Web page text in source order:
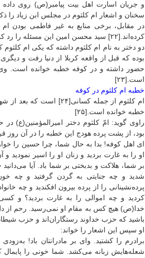
سخنان و اشعار ام کلثوم در مجلس ابن زیاد را
در مقابل، برخی منابع به غیر فاطمی بودن
کرده‌اند.[۲۲] سید محسن امین این مسئله
دو دختر به نام ام کلثوم داشته که یکی ام
بوده که قبل از واقعه کربلا از دنیا رفت و
حضور داشته و در کوفه خطبه خوانده است.
است.[۲۳]
خطبه ام کلثوم در کوفه
ام کلثوم از جمله کسانی[۲۴]
خطبه خوانده است.[۲۵]
راوی گوید: امّ کلثوم دختر امیرالمؤمنین(ع)
بود، از پشت پرده هودج این خطبه را در آن روز
ای اهل کوفه! بدا به حال شما، چرا حسین را
او را به غارت بردید و زنان او را اسیر نمودید و
بر شما، هلاکت و بدبختی بر شما باد. آیا
شدید و چه جنایتی به گردن گرفتید و چه
پرده‌نشینانی را از پرده بیرون افکندید و چه
کردید و چه اموالی را به غارت بردید؟ و
خدا(ص) هیچ کس به مقام او نمی‌رسید. رحم از
باشید که حزب خداوند رستگاران‌اند و حزب شیطان
او سپس این اشعار را خواند:
برادرم را کشتید. وای بر مادرانتان باد!
شعله‌هایش زبانه می‌کشد. شما خونی را پایمال